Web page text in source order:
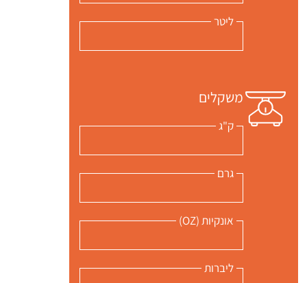
ליטר
משקלים
ק"ג
גרם
אונקיות (OZ)
ליברות